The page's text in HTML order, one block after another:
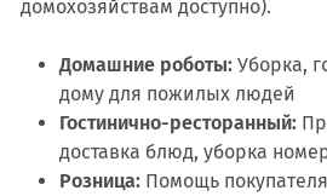
домохозяйствам доступно).
Домашние роботы:Уборка,
дому для пожилых людей
Гостинично-ресторанный:
доставка блюд, уборка
Розница:Помощь